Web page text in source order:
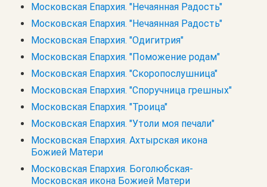
Московская Епархия. "Нечаянная Радость"
Московская Епархия. "Нечаянная Радость"
Московская Епархия. "Одигитрия"
Московская Епархия. "Поможение родам"
Московская Епархия. "Скоропослушница"
Московская Епархия. "Споручница грешных"
Московская Епархия. "Троица"
Московская Епархия. "Утоли моя печали"
Московская Епархия. Ахтырская икона
Божией Матери
Московская Епархия. Боголюбская-
Московская икона Божией Матери